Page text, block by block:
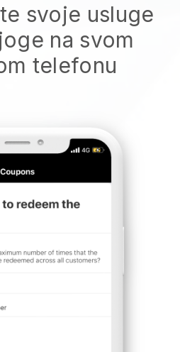
svoje usluge
na svom
telefonu